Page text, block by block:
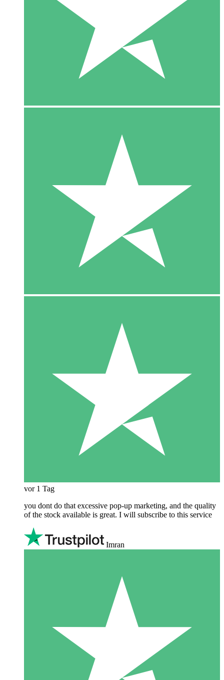
vor 1 Tag
you dont do that excessive pop-up marketing, and the quality
of the stock available is great. I will subscribe to this service
Imran